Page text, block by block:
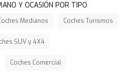
Y OCASIÓN POR TIPO
Medianos Coches Turismos
SUV y 4X4
Coches Comercial